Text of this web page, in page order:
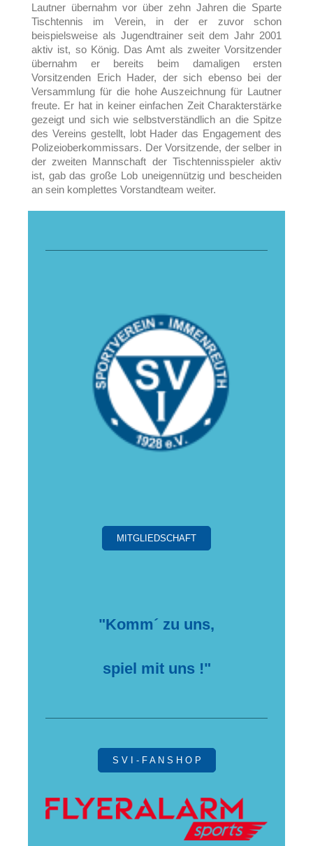
Lautner übernahm vor über zehn Jahren die Sparte
Tischtennis im Verein, in der er zuvor schon
beispielsweise als Jugendtrainer seit dem Jahr 2001
aktiv ist, so König. Das Amt als zweiter Vorsitzender
übernahm er bereits beim damaligen ersten
Vorsitzenden Erich Hader, der sich ebenso bei der
Versammlung für die hohe Auszeichnung für Lautner
freute. Er hat in keiner einfachen Zeit Charakterstärke
gezeigt und sich wie selbstverständlich an die Spitze
des Vereins gestellt, lobt Hader das Engagement des
Polizeioberkommissars. Der Vorsitzende, der selber in
der zweiten Mannschaft der Tischtennisspieler aktiv
ist, gab das große Lob uneigennützig und bescheiden
an sein komplettes Vorstandteam weiter.
MITGLIEDSCHAFT
"Komm´ zu uns,
spiel mit uns !"
S V I - F A N S H O P